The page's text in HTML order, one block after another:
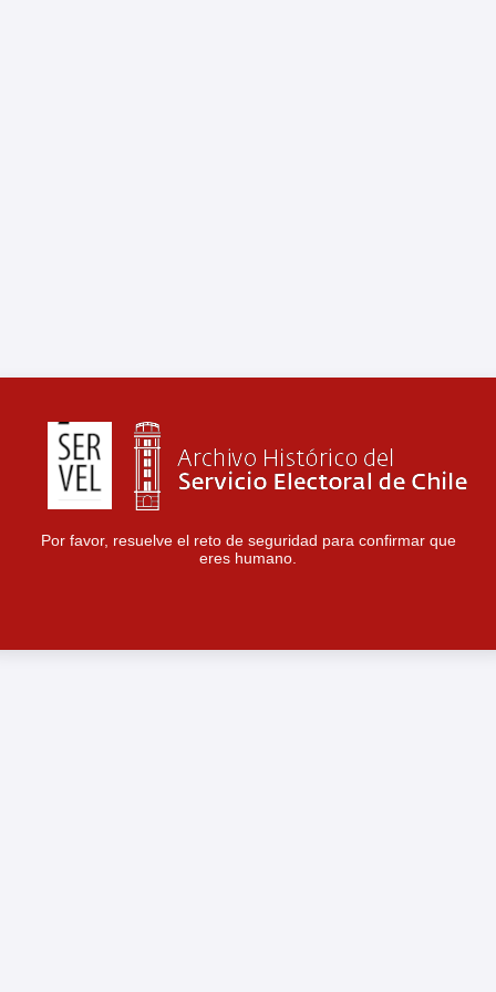
Por favor, resuelve el reto de seguridad para confirmar que
eres humano.